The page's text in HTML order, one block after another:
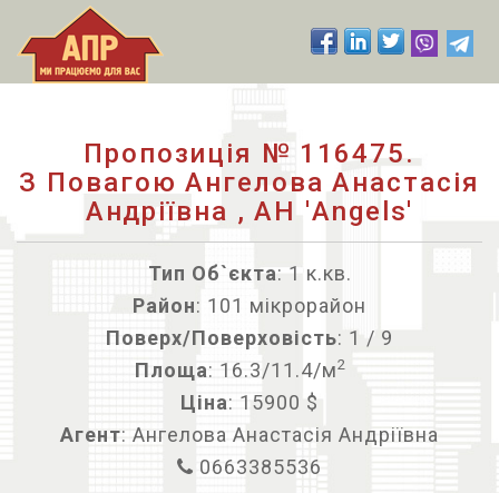
Пропозиція № 116475.
З Повагою Ангелова Анастасія
Андріївна , АН 'Angels'
Тип Об`єкта: 1 к.кв.
Район: 101 мікрорайон
Поверх/Поверховість: 1 / 9
Площа: 16.3/11.4/м2
Ціна: 15900 $
Агент: Ангелова Анастасія Андріївна
0663385536